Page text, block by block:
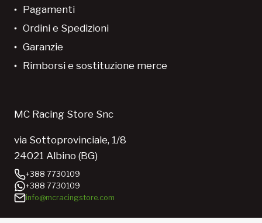
Pagamenti
Ordini e Spedizioni
Garanzie
Rimborsi e sostituzione merce
MC Racing Store Snc
via Sottoprovinciale, 1/8
24021 Albino (BG)
+388 7730109
+388 7730109
info@mcracingstore.com